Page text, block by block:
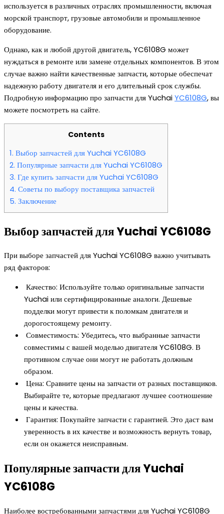
используется в различных отраслях промышленности, включая
морской транспорт, грузовые автомобили и промышленное
оборудование.
Однако, как и любой другой двигатель, YC6108G может
нуждаться в ремонте или замене отдельных компонентов. В этом
случае важно найти качественные запчасти, которые обеспечат
надежную работу двигателя и его длительный срок службы.
Подробную информацию про запчасти для YuchaiYC6108G, вы
можете посмотреть на сайте.
Contents
1. Выбор запчастей для Yuchai YC6108G
2. Популярные запчасти для Yuchai YC6108G
3. Где купить запчасти для Yuchai YC6108G
4. Советы по выбору поставщика запчастей
5. Заключение
Выбор запчастей для Yuchai YC6108G
При выборе запчастей для Yuchai YC6108G важно учитывать
ряд факторов:
Качество: Используйте только оригинальные запчасти
Yuchai или сертифицированные аналоги. Дешевые
подделки могут привести к поломкам двигателя и
дорогостоящему ремонту.
Совместимость: Убедитесь, что выбранные запчасти
совместимы с вашей моделью двигателя YC6108G. В
противном случае они могут не работать должным
образом.
Цена: Сравните цены на запчасти от разных поставщиков.
Выбирайте те, которые предлагают лучшее соотношение
цены и качества.
Гарантия: Покупайте запчасти с гарантией. Это даст вам
уверенность в их качестве и возможность вернуть товар,
если он окажется неисправным.
Популярные запчасти для Yuchai
YC6108G
Наиболее востребованными запчастями для Yuchai YC6108G